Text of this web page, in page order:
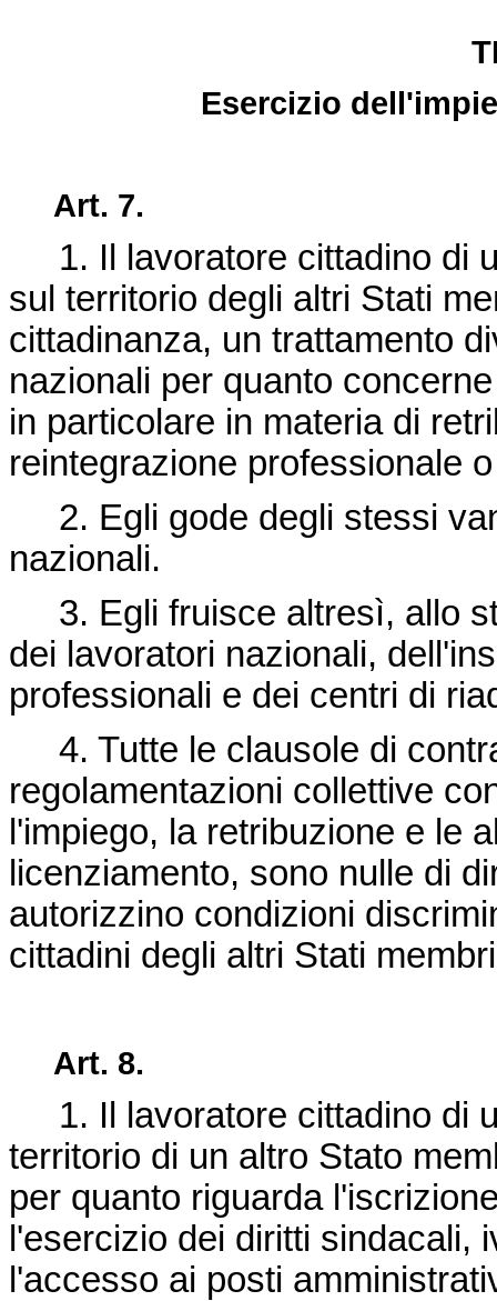
Esercizio
Art. 7.
1. Il lavoratore cittadino di
sul territorio degli altri Stati
cittadinanza, un trattamento
nazionali per quanto
in particolare in materia di
reintegrazione professionale
2. Egli gode degli stessi
nazionali.
3. Egli fruisce altresì, allo
dei lavoratori nazionali,
professionali e dei centri di
4. Tutte le clausole di
regolamentazioni collettive
l'impiego, la retribuzione e le
licenziamento, sono nulle di
autorizzino condizioni
cittadini degli altri Stati
Art. 8.
1. Il lavoratore cittadino di
territorio di un altro Stato
per quanto riguarda
l'esercizio dei diritti sindacali,
l'accesso ai posti